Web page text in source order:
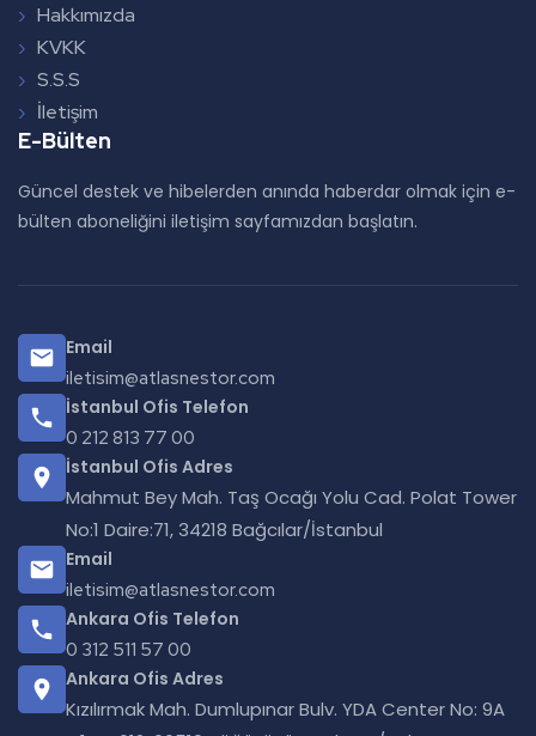
Hakkımızda
KVKK
S.S.S
İletişim
E-Bülten
Güncel destek ve hibelerden anında haberdar olmak için e-
bülten aboneliğini iletişim sayfamızdan başlatın.
Email
iletisim@atlasnestor.com
İstanbul Ofis Telefon
0 212 813 77 00
İstanbul Ofis Adres
Mahmut Bey Mah. Taş Ocağı Yolu Cad. Polat Tower
No:1 Daire:71, 34218 Bağcılar/İstanbul
Email
iletisim@atlasnestor.com
Ankara Ofis Telefon
0 312 511 57 00
Ankara Ofis Adres
Kızılırmak Mah. Dumlupınar Bulv. YDA Center No: 9A